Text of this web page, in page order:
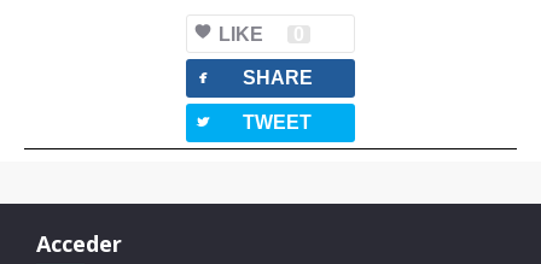
LIKE 0
facebook SHARE
twitterbird TWEET
Acceder